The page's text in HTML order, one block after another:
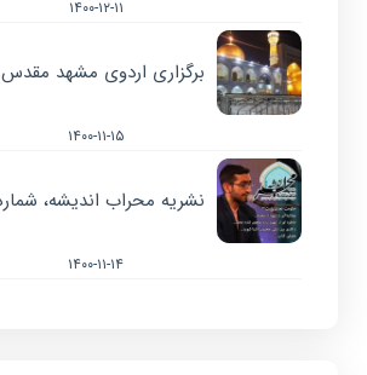
۱۴۰۰-۱۲-۱۱
برگزاری اردوی مشهد مقدس
۱۴۰۰-۱۱-۱۵
نشریه محراب اندیشه، شماره
۱۴۰۰-۱۱-۱۴